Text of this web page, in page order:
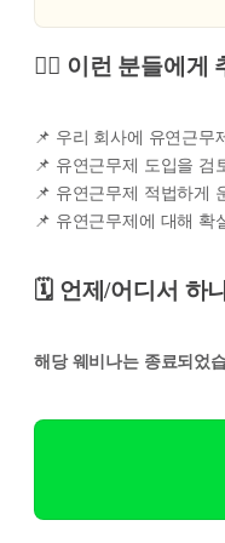
🙋‍♀️ 이런 분들에게
📌 우리 회사에 유연근무
📌 유연근무제 도입을 검
📌 유연근무제 적법하게
📌 유연근무제에 대해 확
🗓️ 언제/어디서 하
해당 웨비나는 종료되었